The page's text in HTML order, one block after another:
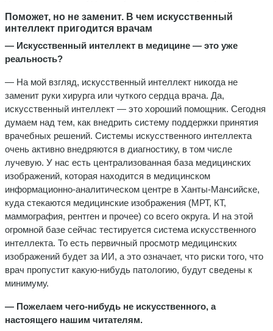
Поможет, но не заменит. В чем искусственный
интеллект пригодится врачам
— Искусственный интеллект в медицине — это уже
реальность?
— На мой взгляд, искусственный интеллект никогда не
заменит руки хирурга или чуткого сердца врача. Да,
искусственный интеллект — это хороший помощник. Сегодня
думаем над тем, как внедрить систему поддержки принятия
врачебных решений. Системы искусственного интеллекта
очень активно внедряются в диагностику, в том числе
лучевую. У нас есть централизованная база медицинских
изображений, которая находится в медицинском
информационно-аналитическом центре в Ханты-Мансийске,
куда стекаются медицинские изображения (МРТ, КТ,
маммография, рентген и прочее) со всего округа. И на этой
огромной базе сейчас тестируется система искусственного
интеллекта. То есть первичный просмотр медицинских
изображений будет за ИИ, а это означает, что риски того, что
врач пропустит какую-нибудь патологию, будут сведены к
минимуму.
— Пожелаем чего-нибудь не искусственного, а
настоящего нашим читателям.